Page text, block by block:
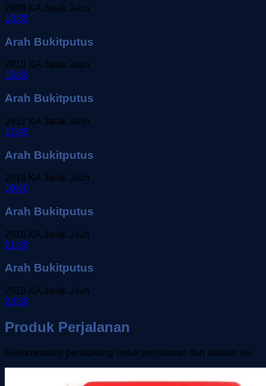
2908 KA Jarak Jauh
13:35
Arah Bukitputus
2910 KA Jarak Jauh
15:30
Arah Bukitputus
2912 KA Jarak Jauh
17:45
Arah Bukitputus
2914 KA Jarak Jauh
19:40
Arah Bukitputus
2916 KA Jarak Jauh
21:35
Arah Bukitputus
2918 KA Jarak Jauh
23:30
Produk Perjalanan
Rekomendasi pendukung untuk perjalanan dari stasiun ini.